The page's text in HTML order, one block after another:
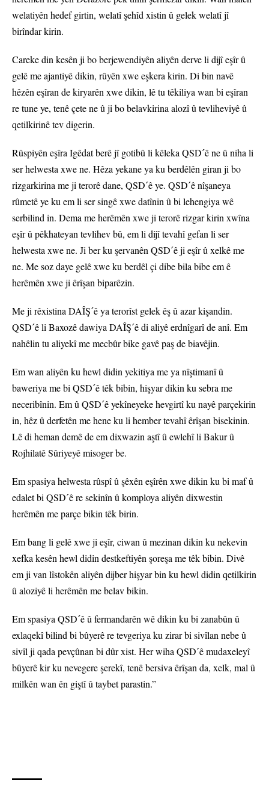
welatiyên hedef girtin, welatî şehîd xistin û gelek welatî jî
birîndar kirin.
Careke din kesên ji bo berjewendiyên aliyên derve li dijî eşîr û
gelê me ajantiyê dikin, rûyên xwe eşkera kirin. Di bin navê
hêzên eşîran de kiryarên xwe dikin, lê tu têkiliya wan bi eşîran
re tune ye, tenê çete ne û ji bo belavkirina alozî û tevliheviyê û
qetilkirinê tev digerin.
Rûspiyên eşîra Igêdat berê jî gotibû li kêleka QSDˊê ne û niha li
ser helwesta xwe ne. Hêza yekane ya ku berdêlên giran ji bo
rizgarkirina me ji terorê dane, QSDˊê ye. QSDˊê nîşaneya
rûmetê ye ku em li ser singê xwe datînin û bi lehengiya wê
serbilind in. Dema me herêmên xwe ji terorê rizgar kirin xwîna
eşîr û pêkhateyan tevlihev bû, em li dijî tevahî gefan li ser
helwesta xwe ne. Ji ber ku şervanên QSDˊê ji eşîr û xelkê me
ne. Me soz daye gelê xwe ku berdêl çi dibe bila bibe em ê
herêmên xwe ji êrîşan biparêzin.
Me ji rêxistina DAÎŞˊê ya terorîst gelek êş û azar kişandin.
QSDˊê li Baxozê dawiya DAÎŞˊê di aliyê erdnîgarî de anî. Em
nahêlin tu aliyekî me mecbûr bike gavê paş de biavêjin.
Em wan aliyên ku hewl didin yekitiya me ya nîştimanî û
baweriya me bi QSDˊê têk bibin, hişyar dikin ku sebra me
neceribînin. Em û QSDˊê yekîneyeke hevgirtî ku nayê parçekirin
in, hêz û derfetên me hene ku li hember tevahî êrîşan bisekinin.
Lê di heman demê de em dixwazin aştî û ewlehî li Bakur û
Rojhilatê Sûriyeyê misoger be.
Em spasiya helwesta rûspî û şêxên eşîrên xwe dikin ku bi maf û
edalet bi QSDˊê re sekinîn û komploya aliyên dixwestin
herêmên me parçe bikin têk birin.
Em bang li gelê xwe ji eşîr, ciwan û mezinan dikin ku nekevin
xefka kesên hewl didin destkeftiyên şoreşa me têk bibin. Divê
em ji van lîstokên aliyên dijber hişyar bin ku hewl didin qetilkirin
û aloziyê li herêmên me belav bikin.
Em spasiya QSDˊê û fermandarên wê dikin ku bi zanabûn û
exlaqekî bilind bi bûyerê re tevgeriya ku zirar bi sivîlan nebe û
sivîl ji qada pevçûnan bi dûr xist. Her wiha QSDˊê mudaxeleyî
bûyerê kir ku nevegere şerekî, tenê bersiva êrîşan da, xelk, mal û
milkên wan ên giştî û taybet parastin.”